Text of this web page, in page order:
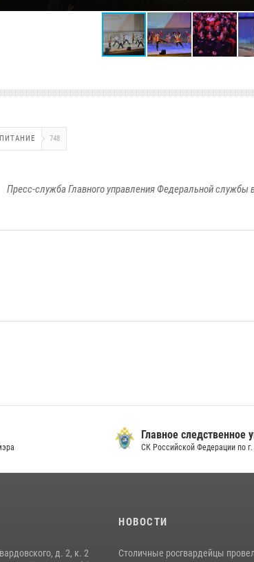
748
Пресс-служба Главного управления Федеральной
Главное следственное
СК Российской Федерации по
д. 2, к. 2
НОВОСТИ
Столичные росгвардейцы